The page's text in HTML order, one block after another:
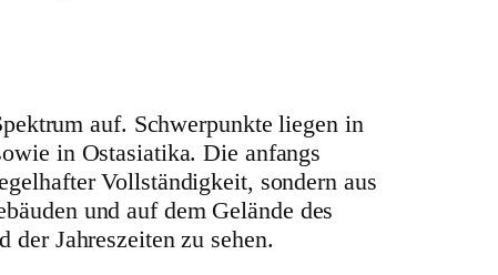
auf. Schwer­punkte liegen in
in Ostasia­tika. Die anfangs
Voll­stän­dig­keit, sondern aus
und auf dem Gelände des
Jahres­zeiten zu sehen.